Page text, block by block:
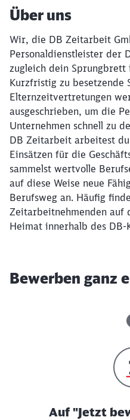
Über uns
Wir, die DB Zeitarbeit
Personaldienstleister der
zugleich dein Sprungbrett
Kurzfristig zu
Elternzeitvertretungen
ausgeschrieben, um die
Unternehmen schnell zu
DB Zeitarbeit arbeitest
Einsätzen für die
sammelst wertvolle
auf diese Weise neue
Berufsweg an. Häufig
Zeitarbeitnehmenden auf
Heimat innerhalb des DB-
Bewerben ganz
Auf "Jetzt